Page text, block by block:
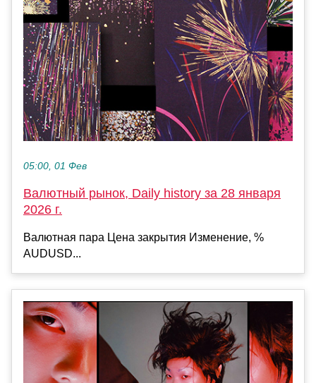
05:00, 01 Фев
Валютный рынок, Daily history за 28 января
2026 г.
Валютная пара Цена закрытия Изменение, %
AUDUSD...